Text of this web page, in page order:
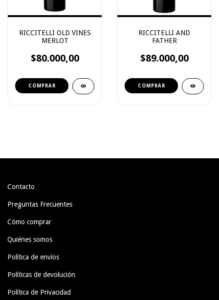
RICCITELLI OLD VINES
MERLOT
$80.000,00
RICCITELLI AND
FATHER
$89.000,00
Contacto
Preguntas Frecuentes
Cómo comprar
Quiénes somos
Política de envíos
Políticas de devolución
Política de Privacidad